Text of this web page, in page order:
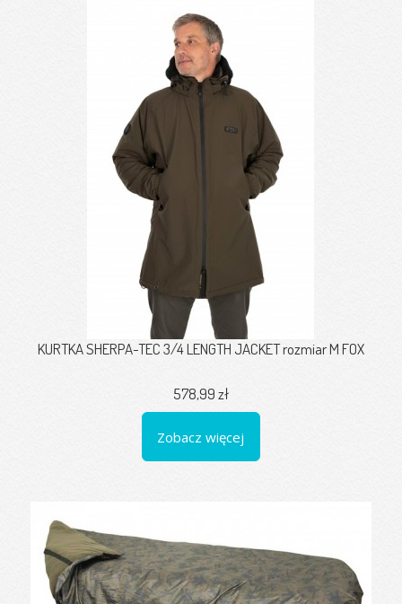
KURTKA SHERPA-TEC 3/4 LENGTH JACKET rozmiar M FOX
578,99 zł
Zobacz więcej